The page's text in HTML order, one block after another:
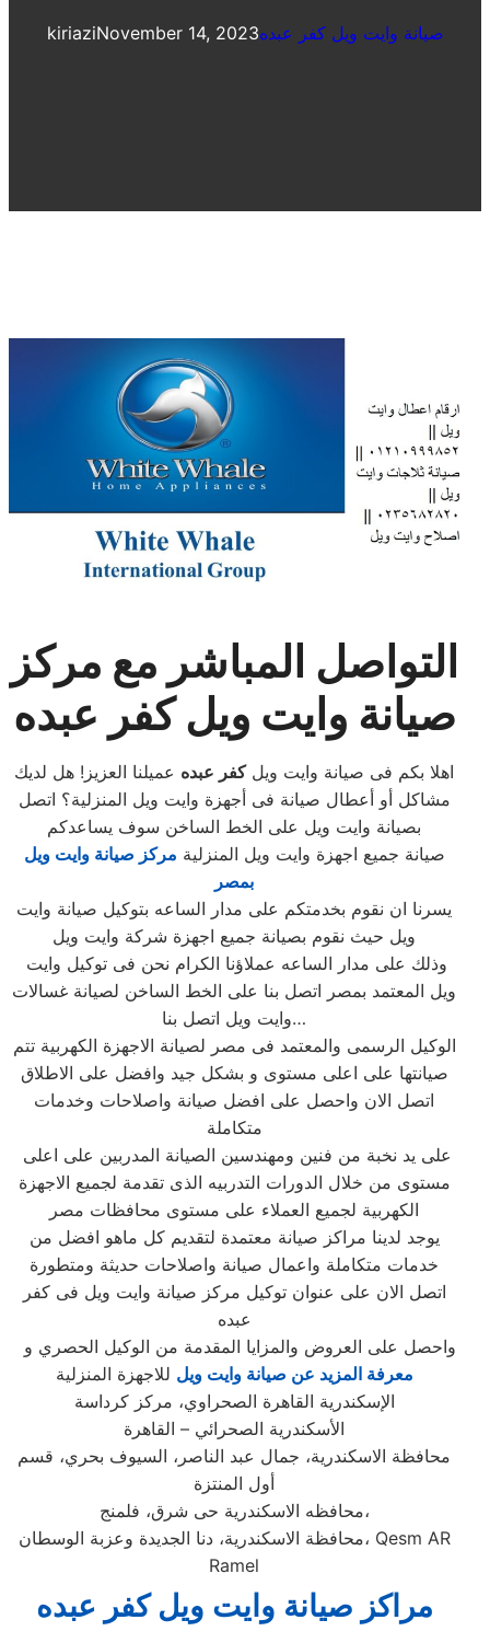
kiriaziNovember 14, 2023صيانة وايت ويل كفر عبده
التواصل المباشر مع مركز
صيانة وايت ويل كفر عبده
اهلا بكم فى صيانة وايت ويلكفر عبده عميلنا العزيز! هل لديك
مشاكل أو أعطال صيانة فى أجهزة وايت ويل المنزلية؟ اتصل
بصيانة وايت ويل على الخط الساخن سوف يساعدكم
صيانة جميع اجهزة وايت ويل المنزلية مركز صيانة وايت ويل
بمصر
يسرنا ان نقوم بخدمتكم على مدار الساعه بتوكيل صيانة وايت
ويل حيث نقوم بصيانة جميع اجهزة شركة وايت ويل
ويل المعتمد بمصر اتصل بنا على الخط الساخن لصيانة غسالات
وايت ويل اتصل بنا…
الوكيل الرسمى والمعتمد فى مصر لصيانة الاجهزة الكهربية تتم
صيانتها على اعلى مستوى و بشكل جيد وافضل على الاطلاق
اتصل الان واحصل على افضل صيانة واصلاحات وخدمات
متكاملة
مستوى من خلال الدورات التدربيه الذى تقدمة لجميع الاجهزة
الكهربية لجميع العملاء على مستوى محافظات مصر
يوجد لدينا مراكز صيانة معتمدة لتقديم كل ماهو افضل من
خدمات متكاملة واعمال صيانة واصلاحات حديثة ومتطورة
اتصل الان على عنوان توكيل مركز صيانة وايت ويل فى كفر
عبده
واحصل على العروض والمزايا المقدمة من الوكيل الحصري و
معرفة المزيد عن صيانة وايت ويل للاجهزة المنزلية
الإسكندرية القاهرة الصحراوي، مركز كرداسة
الأسكندرية الصحرائي – القاهرة
محافظة الاسكندرية، جمال عبد الناصر، السيوف بحري، قسم
أول المنتزة
محافظه الاسكندرية حى شرق، فلمنج،
محافظة الاسكندرية، دنا الجديدة وعزبة الوسطان، Qesm AR
Ramel
مراكز صيانة وايت ويل كفر عبده